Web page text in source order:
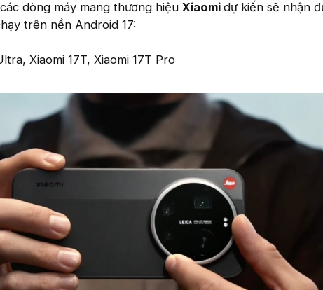
dòng máy mang thương hiệu Xiaomi dự kiến sẽ nhận
trên nền Android 17:
Xiaomi 17T, Xiaomi 17T Pro